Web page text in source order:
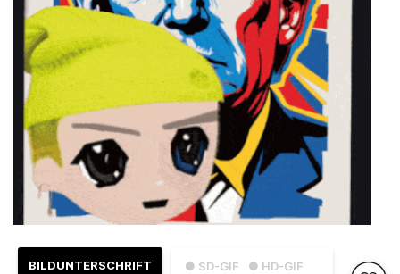
● SD-GIF
● HD-GIF
BILDUNTERSCHRIFT